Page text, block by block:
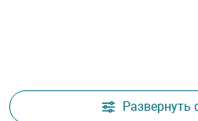
Развернуть